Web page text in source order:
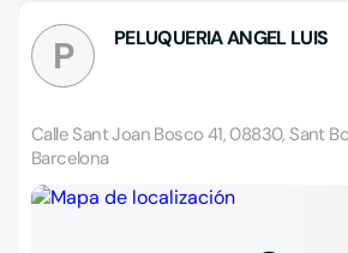
P PELUQUERIA ANGEL LUIS
Calle Sant Joan Bosco 41, 08830, Sant
Barcelona